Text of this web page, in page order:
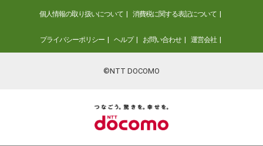
個人情報の取り扱いについて 消費税に関する表記について
プライバシーポリシー ヘルプ お問い合わせ 運営会社
©NTT DOCOMO